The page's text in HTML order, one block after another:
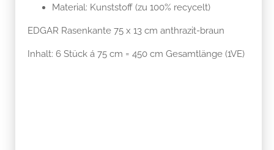
Material: Kunststoff (zu 100% recycelt)
EDGAR Rasenkante 75 x 13 cm anthrazit-braun
Inhalt: 6 Stück á 75 cm = 450 cm Gesamtlänge (1VE)